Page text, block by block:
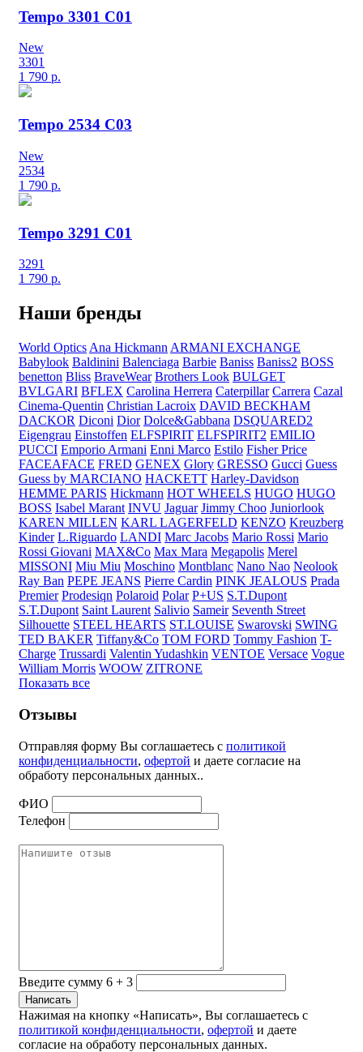
Tempo 3301 C01
New
3301
1 790 р.
Tempo 2534 C03
New
2534
1 790 р.
Tempo 3291 C01
3291
1 790 р.
Наши бренды
World Optics Ana Hickmann ARMANI EXCHANGE
Babylook Baldinini Balenciaga Barbie Baniss Baniss2 BOSS
benetton Bliss BraveWear Brothers Look BULGET
BVLGARI BFLEX Carolina Herrera Caterpillar Carrera Cazal
Cinema-Quentin Christian Lacroix DAVID BECKHAM
DACKOR Diconi Dior Dolce&Gabbana DSQUARED2
Eigengrau Einstoffen ELFSPIRIT ELFSPIRIT2 EMILIO
PUCCI Emporio Armani Enni Marco Estilo Fisher Price
FACEAFACE FRED GENEX Glory GRESSO Gucci Guess
Guess by MARCIANO HACKETT Harley-Davidson
HEMME PARIS Hickmann HOT WHEELS HUGO HUGO
BOSS Isabel Marant INVU Jaguar Jimmy Choo Juniorlook
KAREN MILLEN KARL LAGERFELD KENZO Kreuzberg
Kinder L.Riguardo LANDI Marc Jacobs Mario Rossi Mario
Rossi Giovani MAX&Co Max Mara Megapolis Merel
MISSONI Miu Miu Moschino Montblanc Nano Nao Neolook
Ray Ban PEPE JEANS Pierre Cardin PINK JEALOUS Prada
Premier Prodesiqn Polaroid Polar P+US S.T.Dupont
S.T.Dupont Saint Laurent Salivio Sameir Seventh Street
Silhouette STEEL HEARTS ST.LOUISE Swarovski SWING
TED BAKER Tiffany&Co TOM FORD Tommy Fashion T-
Charge Trussardi Valentin Yudashkin VENTOE Versace Vogue
William Morris WOOW ZITRONE
Показать все
Отзывы
Отправляя форму Вы соглашаетесь с политикой
конфиденциальности, офертой и даете согласие на
обработу персональных данных..
ФИО
Телефон
Введите сумму 6 + 3
Нажимая на кнопку «Написать», Вы соглашаетесь с
политикой конфиденциальности, офертой и даете
согласие на обработу персональных данных.